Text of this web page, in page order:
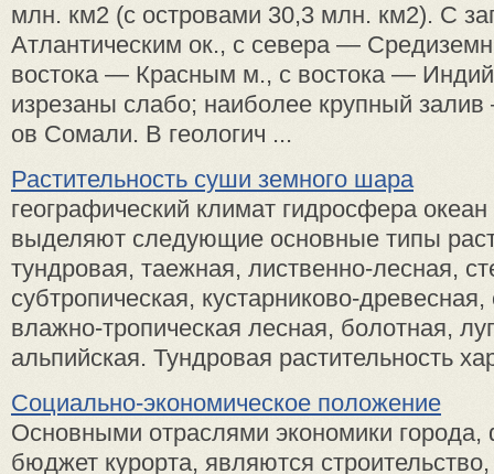
млн. км2 (с островами 30,3 млн. км2). С
Атлантическим ок., с севера —
востока — Красным м., с востока —
изрезаны слабо; наиболее крупный
ов Сомали. В геологич ...
Растительность суши земного шара
географический климат гидросфера
выделяют следующие основные типы
тундровая, таежная, лиственно-лесная,
субтропическая, кустарниково-
влажно-тропическая лесная, болотная,
альпийская. Тундровая растительность
Социально-экономическое положение
Основными отраслями экономики
бюджет курорта, являются строительство,